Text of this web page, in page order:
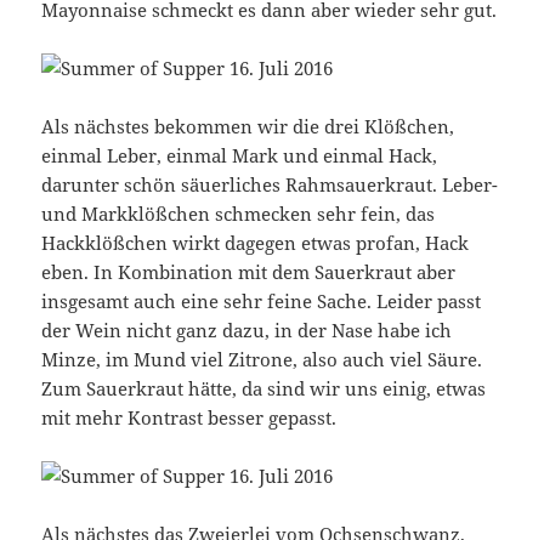
Mayonnaise schmeckt es dann aber wieder sehr gut.
Als nächstes bekommen wir die drei Klößchen,
einmal Leber, einmal Mark und einmal Hack,
darunter schön säuerliches Rahmsauerkraut. Leber-
und Markklößchen schmecken sehr fein, das
Hackklößchen wirkt dagegen etwas profan, Hack
eben. In Kombination mit dem Sauerkraut aber
insgesamt auch eine sehr feine Sache. Leider passt
der Wein nicht ganz dazu, in der Nase habe ich
Minze, im Mund viel Zitrone, also auch viel Säure.
Zum Sauerkraut hätte, da sind wir uns einig, etwas
mit mehr Kontrast besser gepasst.
Als nächstes das Zweierlei vom Ochsenschwanz,